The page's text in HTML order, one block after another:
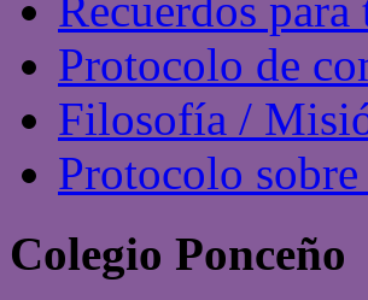
Recuerdos
Protocolo de
Filosofía /
Protocolo sobre
Colegio Ponceño